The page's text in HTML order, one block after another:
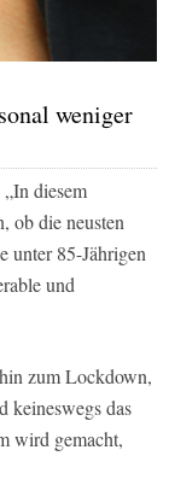
weniger
diesem
ob die neusten
unter 85-Jährigen
und
zum Lockdown,
keineswegs das
wird gemacht,